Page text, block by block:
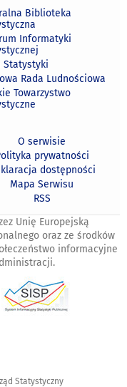
Biblioteka
Informatyki
Statystyki
Rada Ludnościowa
Towarzystwo
O serwisie
prywatności
dostępności
Mapa Serwisu
RSS
Unię Europejską
oraz ze środków
informacyjne
Statystyczny